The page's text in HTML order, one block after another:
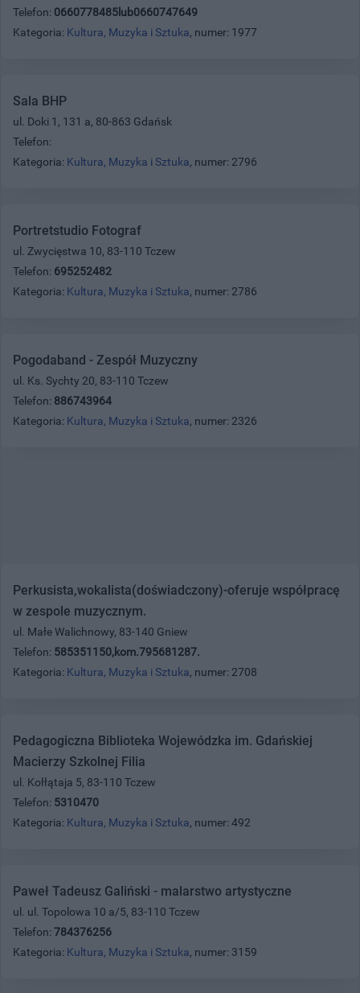
Telefon: 0660778485lub0660747649
Kategoria: Kultura, Muzyka i Sztuka, numer: 1977
Sala BHP
ul. Doki 1, 131 a, 80-863 Gdańsk
Telefon:
Kategoria: Kultura, Muzyka i Sztuka, numer: 2796
Portretstudio Fotograf
ul. Zwycięstwa 10, 83-110 Tczew
Telefon: 695252482
Kategoria: Kultura, Muzyka i Sztuka, numer: 2786
Pogodaband - Zespół Muzyczny
ul. Ks. Sychty 20, 83-110 Tczew
Telefon: 886743964
Kategoria: Kultura, Muzyka i Sztuka, numer: 2326
Perkusista,wokalista(doświadczony)-oferuje współpracę
w zespole muzycznym.
ul. Małe Walichnowy, 83-140 Gniew
Telefon: 585351150,kom.795681287.
Kategoria: Kultura, Muzyka i Sztuka, numer: 2708
Pedagogiczna Biblioteka Wojewódzka im. Gdańskiej
Macierzy Szkolnej Filia
ul. Kołłątaja 5, 83-110 Tczew
Telefon: 5310470
Kategoria: Kultura, Muzyka i Sztuka, numer: 492
Paweł Tadeusz Galiński - malarstwo artystyczne
ul. ul. Topolowa 10 a/5, 83-110 Tczew
Telefon: 784376256
Kategoria: Kultura, Muzyka i Sztuka, numer: 3159